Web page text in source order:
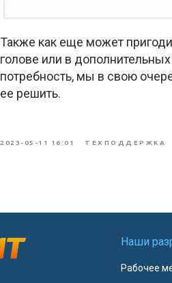
Также как еще может
голове или в
потребность, мы в свою
ее решить.
2023-05-11 16:01 ТЕХПОДДЕРЖКА
Наши
Рабочее